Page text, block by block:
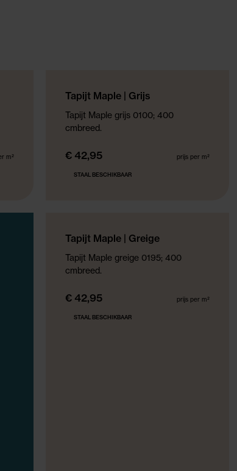
m²
NIEUWE COLLECTIE
Tapijt Maple | Grijs
Tapijt Maple grijs 0100; 400
cmbreed.
€ 42,95 prijs per m²
STAAL BESCHIKBAAR
NIEUWE COLLECTIE
Tapijt Maple | Greige
Tapijt Maple greige 0195; 400
cmbreed.
€ 42,95 prijs per m²
STAAL BESCHIKBAAR